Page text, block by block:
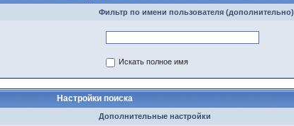
Фильтр по имени пользователя (дополнительно)
Искать полное имя
Настройки поиска
Дополнительные настройки